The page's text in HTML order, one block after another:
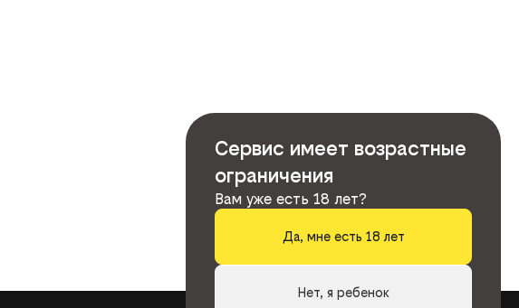
Сервис имеет возрастные
ограничения
Вам уже есть 18 лет?
Да, мне есть 18 лет
Нет, я ребенок